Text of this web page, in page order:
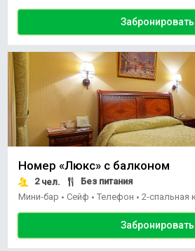
Забронировать
Номер «Люкс» с балконом
2чел.
Без питания
Мини-бар • Сейф • Телефон • 2-спальная
Забронировать